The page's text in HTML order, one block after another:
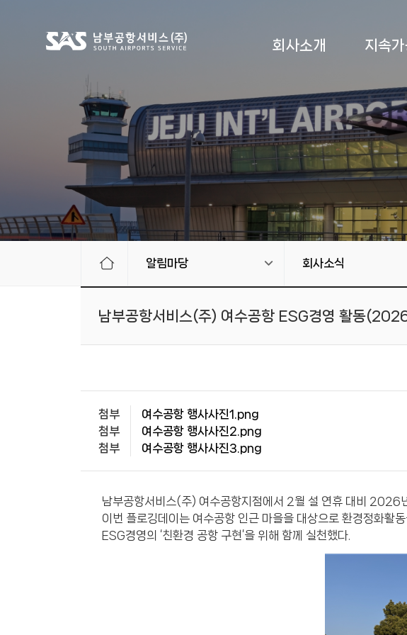
회사소개 지속
알림마당 회사소식
남부공항서비스(주) 여수공항 ESG경영 활동
첨부
여수공항 행사사진1.png
첨부
여수공항 행사사진2.png
첨부
여수공항 행사사진3.png
남부공항서비스(주) 여수공항지점에서 2월 설 연휴 대비 2026
이번 플로깅데이는 여수공항 인근 마을을 대상으로 환경정화활
ESG경영의 ‘친환경 공항 구현’을 위해 함께 실천했다.